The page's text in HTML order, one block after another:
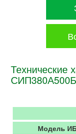
Технические
Модель